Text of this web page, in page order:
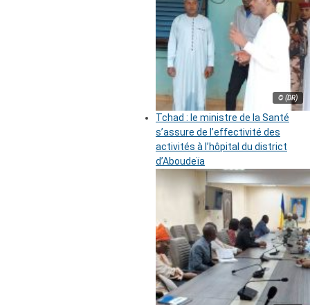
© (DR)
Tchad : le ministre de la Santé
s’assure de l’effectivité des
activités à l’hôpital du district
d’Aboudeïa